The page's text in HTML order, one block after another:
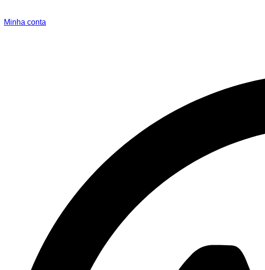
Minha conta